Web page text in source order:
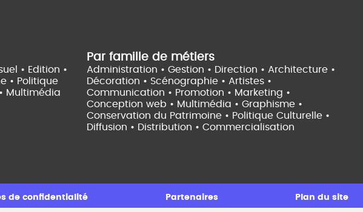
• Edition •
• Politique
Multimédia
Par famille de métiers
Administration • Gestion • Direction • Architecture •
Décoration • Scénographie • Artistes •
Communication • Promotion • Marketing •
Conception web • Multimédia • Graphisme •
Conservation du Patrimoine • Politique Culturelle •
Diffusion • Distribution • Commercialisation
de confidentialité Partenaires Plan du site